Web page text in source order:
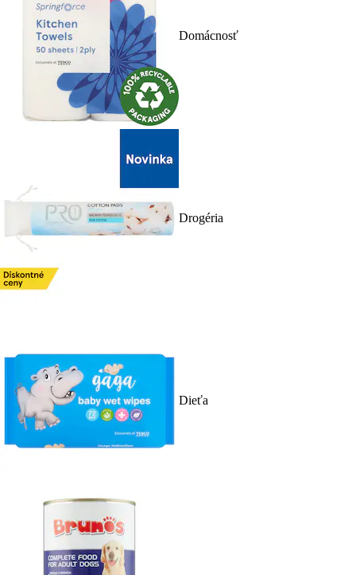
Domácnosť
Drogéria
Dieťa